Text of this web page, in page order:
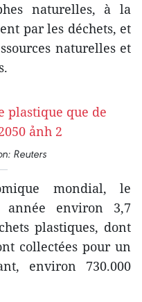
naturelles, à la
par les déchets, et
naturelles et
Reuters
mondial, le
année environ 3,7
plastiques, dont
collectées pour un
environ 730.000